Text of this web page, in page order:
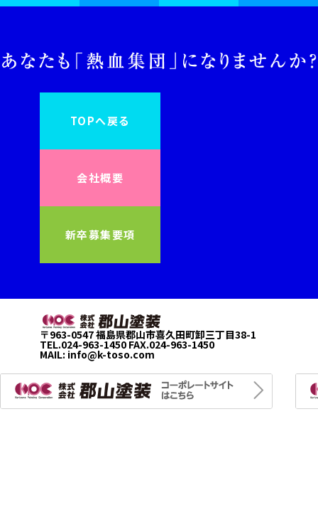
用ブログ メーション
TOPへ戻る
会社概要
新卒募集要項
〒963-0547 福島県郡山市喜久田町卸三丁目38-1
TEL.024-963-1450 FAX.024-963-1450
MAIL: info@k-toso.com